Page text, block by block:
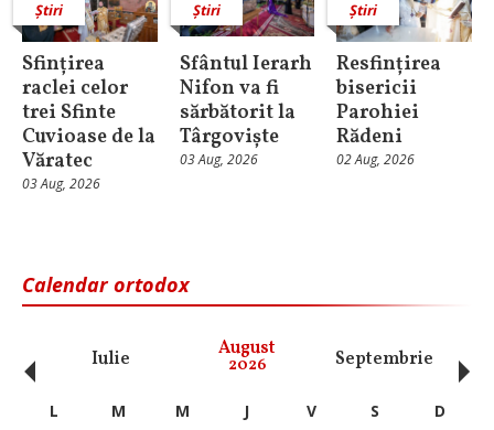
Știri
Sfințirea
raclei celor
trei Sfinte
Cuvioase de la
Văratec
03 Aug, 2026
Știri
Sfântul Ierarh
Nifon va fi
sărbătorit la
Târgoviște
03 Aug, 2026
Știri
Resfințirea
bisericii
Parohiei
Rădeni
02 Aug, 2026
Calendar ortodox
Iulie August
2026 Septembrie
‹ L M M J V S
D